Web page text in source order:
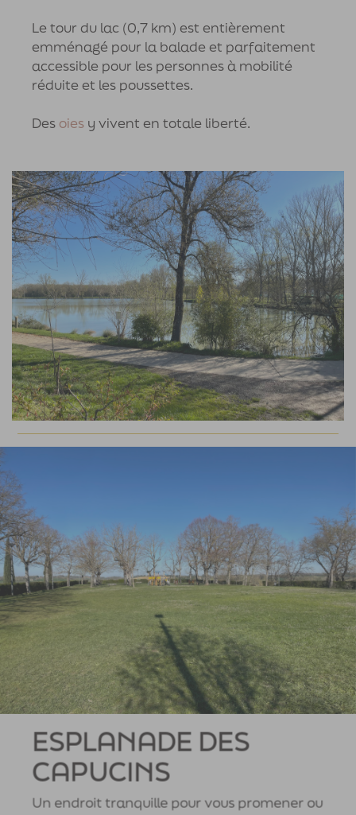
Le tour du lac (0,7 km) est entièrement
emménagé pour la balade et parfaitement
accessible pour les personnes à mobilité
réduite et les poussettes.
Des oies y vivent en totale liberté.
ESPLANADE DES
CAPUCINS
Un endroit tranquille pour vous promener ou